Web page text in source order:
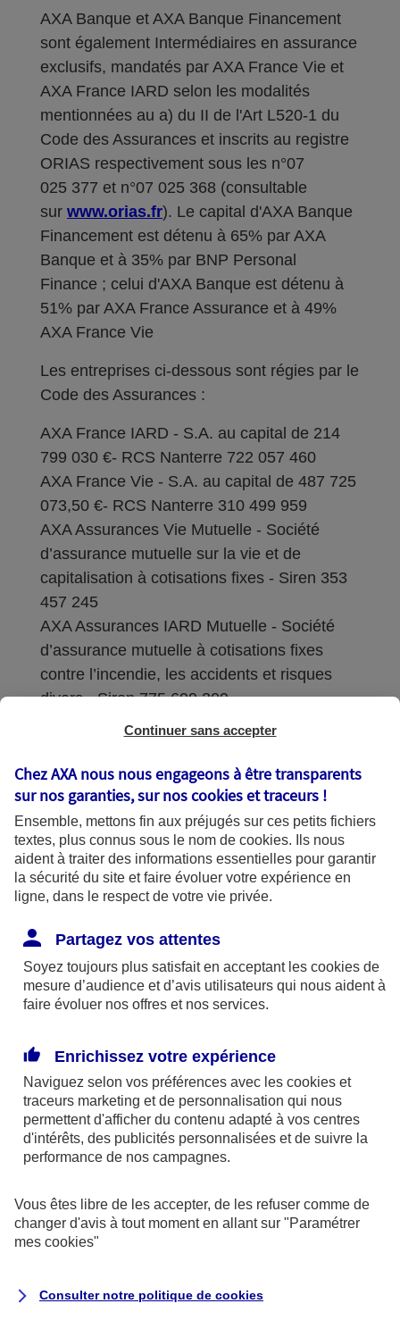
AXA Banque et AXA Banque Financement
sont également Intermédiaires en assurance
exclusifs, mandatés par AXA France Vie et
AXA France IARD selon les modalités
mentionnées au a) du II de l'Art L520-1 du
Code des Assurances et inscrits au registre
ORIAS respectivement sous les n°07
025 377 et n°07 025 368 (consultable
sur www.orias.fr). Le capital d'AXA Banque
Financement est détenu à 65% par AXA
Banque et à 35% par BNP Personal
Finance ; celui d'AXA Banque est détenu à
51% par AXA France Assurance et à 49%
AXA France Vie
Les entreprises ci-dessous sont régies par le
Code des Assurances :
AXA France IARD - S.A. au capital de 214
799 030 €- RCS Nanterre 722 057 460
AXA France Vie - S.A. au capital de 487 725
073,50 €- RCS Nanterre 310 499 959
AXA Assurances Vie Mutuelle - Société
d’assurance mutuelle sur la vie et de
capitalisation à cotisations fixes - Siren 353
457 245
AXA Assurances IARD Mutuelle - Société
d’assurance mutuelle à cotisations fixes
contre l’incendie, les accidents et risques
divers - Siren 775 699 309
Sièges sociaux : 313 Terrasses de l’Arche –
Coordonnées de l'Autorité de contrôle
prudentiel et de résolution (ACPR) : - 4
Place de Budapest - CS 92459 - 75436
Paris Cedex 09. Le détail des procédures de
recours et de réclamation et les
disponibles sur le site axa.fr.
AXA France IARD et AXA France Vie sont
mandataires exclusifs en opérations de
246 et n°13 005 764 (consultable
surwww.orias.fr)
AXA Assistance France Assurances,
S.A au capital de 51 429 430,40 €,
Siège social :
8-10, rue Paul Vaillant Couturier
Continuer sans accepter
Chez AXA nous nous engageons à être transparents
sur nos garanties, sur noscookies et traceurs !
Ensemble, mettons fin aux préjugés sur ces petits fichiers
textes, plus connus sous le nom de cookies. Ils nous
aident à traiter des informations essentielles pour garantir
la sécurité du site et faire évoluer votre expérience en
ligne, dans le respect de votre vie privée.
Partagez vos attentes
Soyez toujours plus satisfait en acceptant les cookies de
mesure d’audience et d’avis utilisateurs qui nous aident à
faire évoluer nos offres et nos services.
Enrichissez votre expérience
Naviguez selon vos préférences avec les cookies et
traceurs marketing et de personnalisation qui nous
permettent d'afficher du contenu adapté à vos centres
d'intérêts, des publicités personnalisées et de suivre la
performance de nos campagnes.
Vous êtes libre de les accepter, de les refuser comme de
changer d'avis à tout moment en allant sur "Paramétrer
mes cookies"
Consulter notre politique de cookies